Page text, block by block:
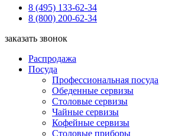
8 (495) 133-62-34
8 (800) 200-62-34
заказать звонок
Распродажа
Посуда
Профессиональная посуда
Обеденные сервизы
Столовые сервизы
Чайные сервизы
Кофейные сервизы
Столовые приборы